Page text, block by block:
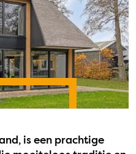
is een prachtige